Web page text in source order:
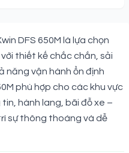
DFS 650M là lựa chọn
thiết kế chắc chắn, sải
năng vận hành ổn định
phù hợp cho các khu vực
hành lang, bãi đỗ xe –
sự thông thoáng và dễ